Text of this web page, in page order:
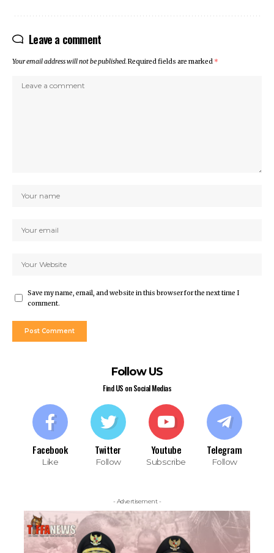
Leave a comment
Your email address will not be published.Required fields are marked *
Save my name, email, and website in this browser for the next time I
comment.
Follow US
Find US on Social Medias
Facebook
Like
Twitter
Follow
Youtube
Subscribe
Telegram
Follow
- Advertisement -